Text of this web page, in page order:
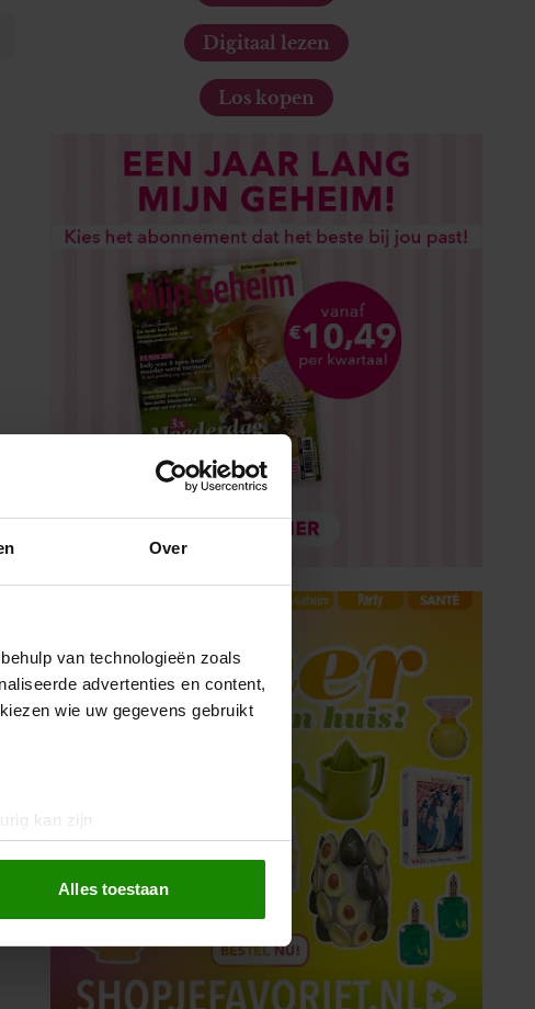
Over
van technologieën zoals
advertenties en content,
wie uw gegevens gebruikt
kan zijn
media te bieden en om ons
onze partners voor social
Alles toestaan
Digitaal lezen
Los kopen